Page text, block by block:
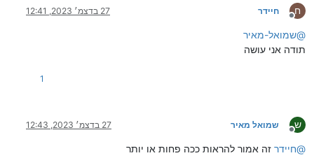
ח
מנותק
חיידר 27 בדצמ׳ 2023, 12:41
@שמואל-מאיר
תודה אני עושה
1
ש
מנותק
שמואל מאיר 27 בדצמ׳ 2023, 12:43
@חיידר זה אמור להראות ככה פחות או יותר